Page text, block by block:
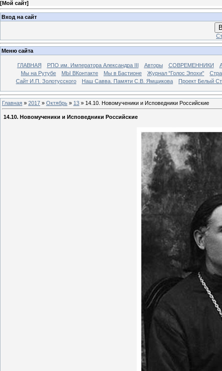
[Мой сайт]
Вход на сайт
Меню сайта
ГЛАВНАЯ РПО им. Императора Александра III Авторы СОВРЕМЕННИКИ
Мы на Рутубе
МЫ ВКонтакте Мы в Бастионе Журнал "Голос Эпохи"
Сайт И.П. Золотусского
Наш Савва. Памяти С.В. Ямщикова Проект Белый
Главная » 2017 » Октябрь » 13 » 14.10. Новомученики и Исповедники Российские
14.10. Новомученики и Исповедники Российские